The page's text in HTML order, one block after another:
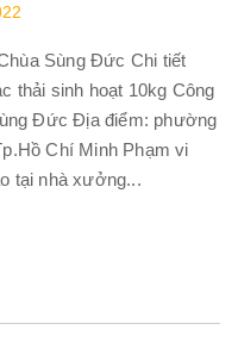
Sùng Đức Chi tiết
thải sinh hoạt 10kg Công
Đức Địa điểm: phường
Chí Minh Phạm vi
tại nhà xưởng...